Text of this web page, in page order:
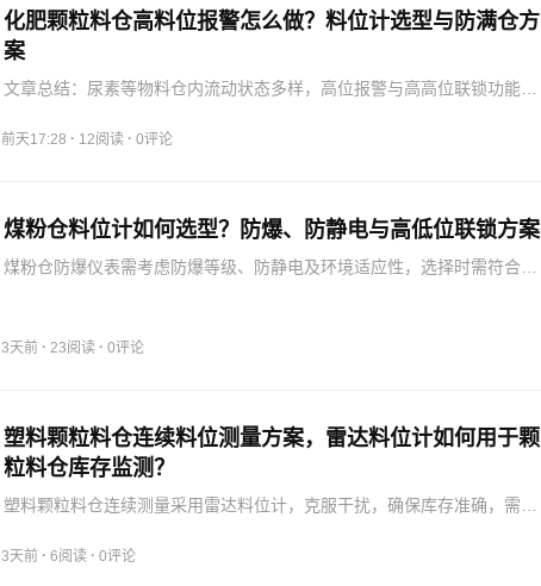
化肥颗粒料仓高料位报警怎么做？料位计选型与防满仓方
案
文章总结：尿素等物料仓内流动状态多样，高位报警与高高位联锁功能不
前天17:28 · 12阅读 · 0评论
煤粉仓料位计如何选型？防爆、防静电与高低位联锁方案
煤粉仓防爆仪表需考虑防爆等级、防静电及环境适应性，选择时需符合危
3天前 · 23阅读 · 0评论
塑料颗粒料仓连续料位测量方案，雷达料位计如何用于颗
粒料仓库存监测？
塑料颗粒料仓连续测量采用雷达料位计，克服干扰，确保库存准确，需注
3天前 · 6阅读 · 0评论